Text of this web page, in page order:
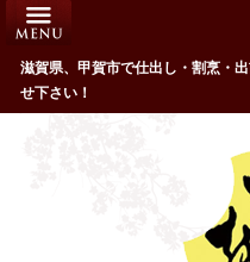
滋賀県、甲賀市で仕出し・割烹・
せ下さい！
HOME
うを宗のこだわり
配達エリア・注文方法